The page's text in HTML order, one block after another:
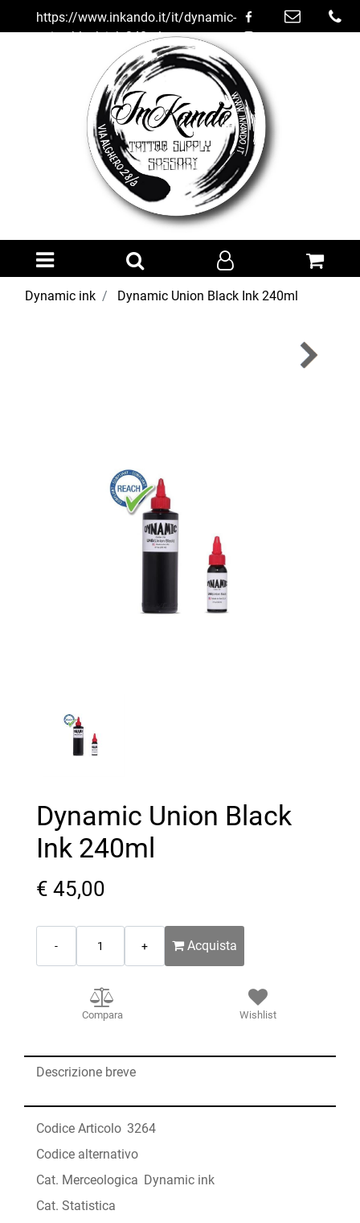
https://www.inkando.it/it/dynamic-
union-black-ink-240ml
Open menu
Dynamic ink Dynamic Union Black Ink 240ml
Dynamic Union Black
Ink 240ml
€ 45,00
Acquista
Compara Wishlist
Descrizione breve
Codice Articolo 3264
Codice alternativo
Cat. Merceologica Dynamic ink
Cat. Statistica